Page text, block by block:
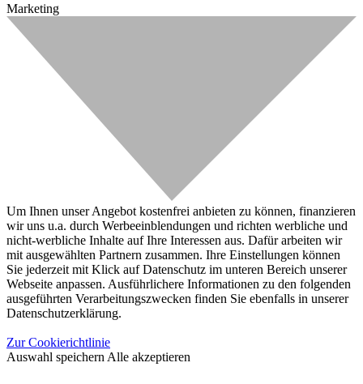
Marketing
Um Ihnen unser Angebot kostenfrei anbieten zu können, finanzieren
wir uns u.a. durch Werbeeinblendungen und richten werbliche und
nicht-werbliche Inhalte auf Ihre Interessen aus. Dafür arbeiten wir
mit ausgewählten Partnern zusammen. Ihre Einstellungen können
Sie jederzeit mit Klick auf Datenschutz im unteren Bereich unserer
Webseite anpassen. Ausführlichere Informationen zu den folgenden
ausgeführten Verarbeitungszwecken finden Sie ebenfalls in unserer
Datenschutzerklärung.
Zur Cookierichtlinie
Auswahl speichern Alle akzeptieren